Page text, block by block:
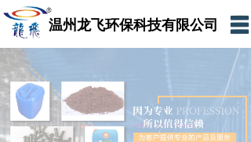
温州龙飞环保科技有限公司
网站首页
公司简介
产品展示